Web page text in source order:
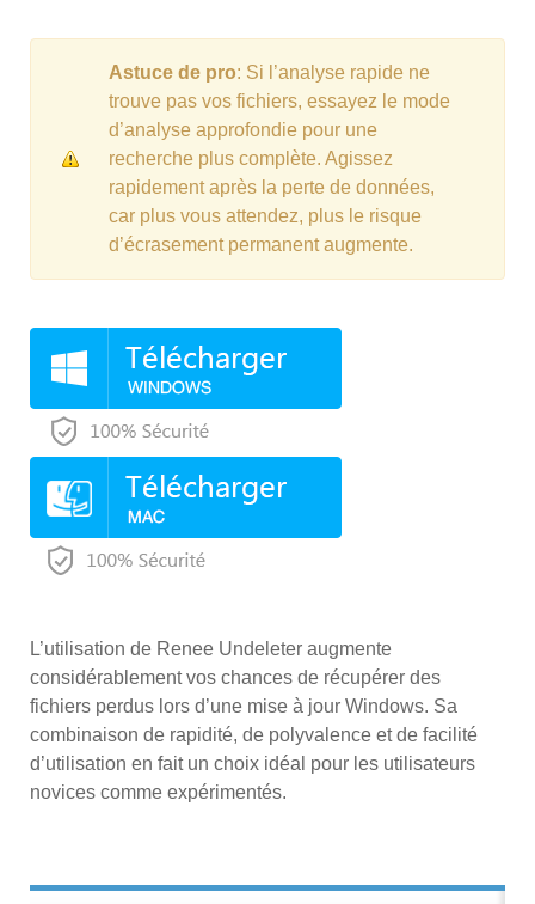
Astuce de pro: Si l’analyse rapide ne
trouve pas vos fichiers, essayez le mode
d’analyse approfondie pour une
recherche plus complète. Agissez
rapidement après la perte de données,
car plus vous attendez, plus le risque
d’écrasement permanent augmente.
L’utilisation de Renee Undeleter augmente
considérablement vos chances de récupérer des
fichiers perdus lors d’une mise à jour Windows. Sa
combinaison de rapidité, de polyvalence et de facilité
d’utilisation en fait un choix idéal pour les utilisateurs
novices comme expérimentés.